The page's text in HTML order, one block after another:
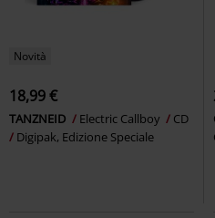
Novità
18,99 €
TANZNEID Electric Callboy
CD
Digipak, Edizione Speciale